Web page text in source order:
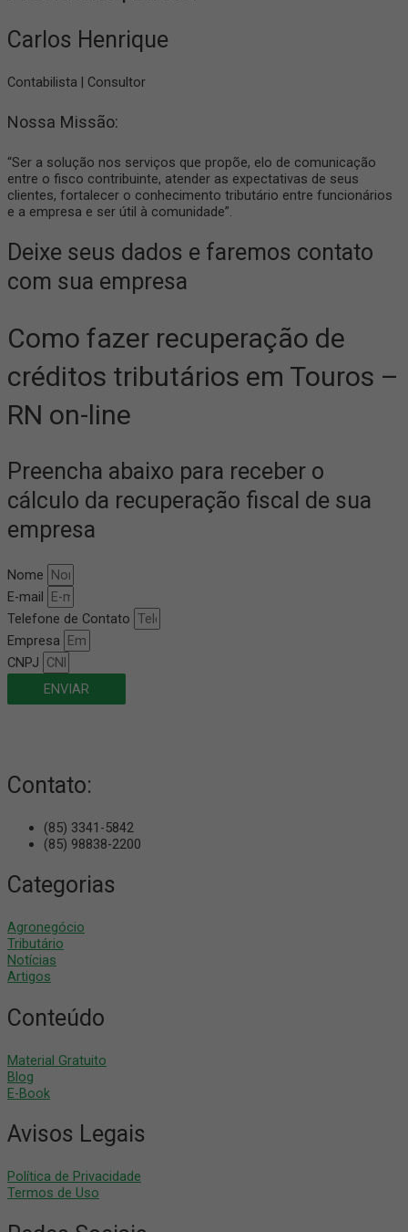
Carlos Henrique
Contabilista | Consultor
Nossa Missão:
“Ser a solução nos serviços que propõe, elo de comunicação
entre o fisco contribuinte, atender as expectativas de seus
clientes, fortalecer o conhecimento tributário entre funcionários
e a empresa e ser útil à comunidade”.
Deixe seus dados e faremos contato
com sua empresa
Como fazer recuperação de
créditos tributários em Touros –
RN on-line
Preencha abaixo para receber o
cálculo da recuperação fiscal de sua
empresa
Nome
E-mail
Telefone de Contato
Empresa
CNPJ
ENVIAR
Contato:
(85) 3341-5842
(85) 98838-2200
Categorias
Agronegócio
Tributário
Notícias
Artigos
Conteúdo
Material Gratuito
Blog
E-Book
Avisos Legais
Política de Privacidade
Termos de Uso